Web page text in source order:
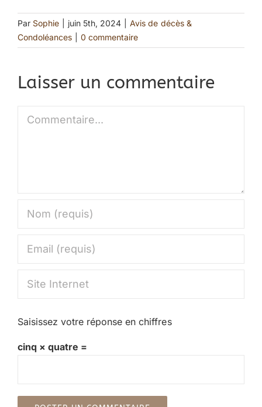
Par Sophie juin 5th, 2024
Avis de décès &
Condoléances
0 commentaire
Laisser un commentaire
Saisissez votre réponse en chiffres
cinq × quatre =